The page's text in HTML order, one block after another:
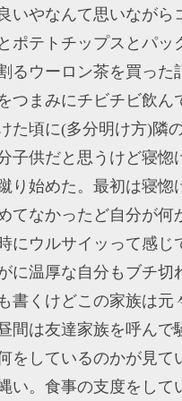
いやなんて思いながら
ポテトチップスとパッ
るウーロン茶を買った
つまみにチビチビ飲ん
た頃に(多分明け方)隣
子供だと思うけど寝惚
り始めた。最初は寝惚
てなかったど自分が何
にウルサイッって感じ
に温厚な自分もブチ切
書くけどこの家族は元
間は友達家族を呼んで
をしているのかが見て
い。食事の支度をして